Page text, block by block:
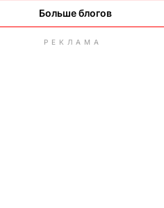
Больше блогов
РЕКЛАМА